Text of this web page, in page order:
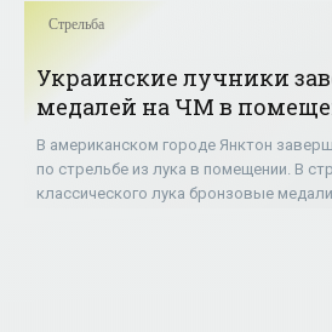
Стрельба
Украинские лучники
медалей на ЧМ в
«Стрельба»
В американском городе Янктон
по стрельбе из лука в помещении. В
классического лука бронзовые